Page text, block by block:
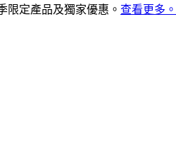
限定產品及獨家優惠。 查看更多。